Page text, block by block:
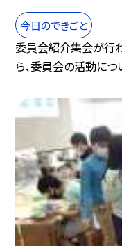
今日のできごと
委員会紹介集会が行
ら、委員会の活動に